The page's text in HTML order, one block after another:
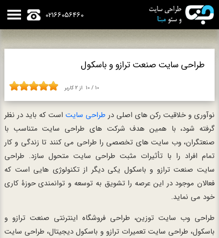
02166056460
طراحی سایت صنعت ترازو و باسکول
10 / 10 از2کاربر
نوآوری و خلاقیت رکن های اصلی در طراحی سایت است که باید در نظر
گرفته شود، با همین هدف شرکت های طراحی سایت متناسب با
صنعتگران، وب سایت های تخصصی را طراحی می کنند تا زندگی و کار
تمام افراد را با تأثیرات مثبت طراحی سایت متحول سازد. طراحی
سایت صنعت ترازو و باسکول یکی دیگر از تکنولوژی هایی است که
فعالان موجود در این عرصه را تشویق به توسعه و توانمندی حوزۀ کاری
خود می نماید.
طراحی وب سایت توزین، طراحی فروشگاه اینترنتی صنعت ترازو و
باسکول، طراحی سایت تعمیرات ترازو و باسکول دیجیتال، طراحی سایت